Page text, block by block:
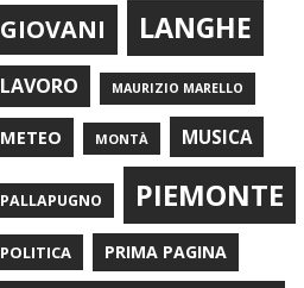
GIOVANI LANGHE
LAVORO MAURIZIO MARELLO
METEO MONTÀ MUSICA
PALLAPUGNO PIEMONTE
POLITICA PRIMA PAGINA